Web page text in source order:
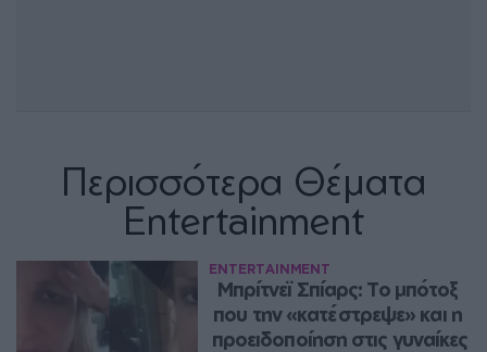
Περισσότερα Θέματα
Entertainment
ENTERTAINMENT
Μπρίτνεϊ Σπίαρς: Το μπότοξ
που την «κατέστρεψε» και η
προειδοποίηση στις γυναίκες